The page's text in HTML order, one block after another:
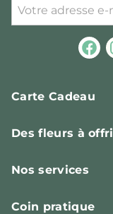
Carte Cadeau
Des fleurs à
Nos services
Coin pratique